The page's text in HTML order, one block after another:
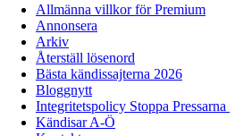
Allmänna villkor för Premium
Annonsera
Arkiv
Återställ lösenord
Bästa kändissajterna 2026
Bloggnytt
Integritetspolicy Stoppa Pressarna
Kändisar A-Ö